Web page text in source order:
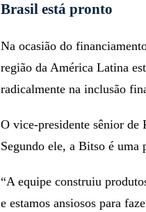
Brasil está pronto
Na ocasião do
região da América Latina
radicalmente na inclusão
O vice-presidente sênior de
Segundo ele, a Bitso é uma
“A equipe construiu
e estamos ansiosos para